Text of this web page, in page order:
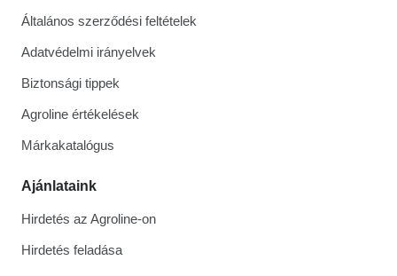
Általános szerződési feltételek
Adatvédelmi irányelvek
Biztonsági tippek
Agroline értékelések
Márkakatalógus
Ajánlataink
Hirdetés az Agroline-on
Hirdetés feladása